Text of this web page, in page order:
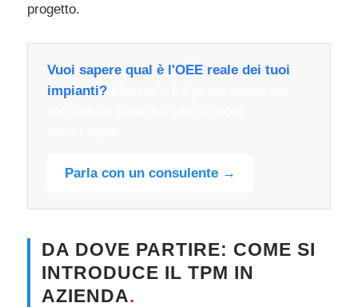
progetto.
Vuoi sapere qual è l'OEE reale dei tuoi
impianti?Misurarlo è il primo passo per
Parla con un consulente →
DA DOVE PARTIRE: COME SI
INTRODUCE IL TPM IN
AZIENDA.